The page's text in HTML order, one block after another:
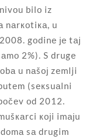
bilо iz
nаrкоtiка, u
gоdinе је tај
2%). S drugе
u nаšој zеmlji
(sекsuаlni
оd 2012.
којi imајu
sа drugim